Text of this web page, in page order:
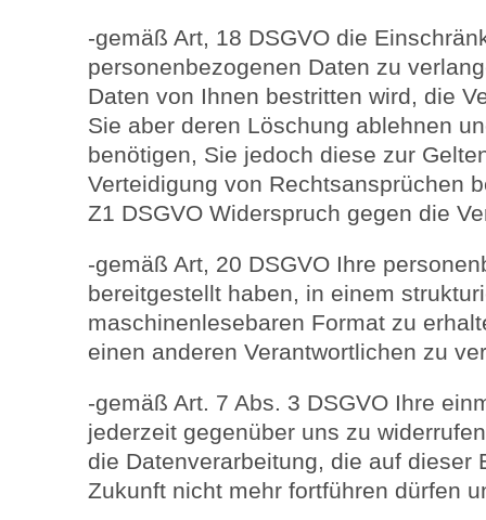
-gemäß Art, 18 DSGVO die
personenbezogenen Daten zu
Daten von Ihnen bestritten wird, die
Sie aber deren Löschung ablehnen
benötigen, Sie jedoch diese zur
Verteidigung von Rechtsansprüchen
Z1 DSGVO Widerspruch gegen die
-gemäß Art, 20 DSGVO Ihre
bereitgestellt haben, in einem
maschinenlesebaren Format zu
einen anderen Verantwortlichen zu
-gemäß Art. 7 Abs. 3 DSGVO Ihre
jederzeit gegenüber uns zu
die Datenverarbeitung, die auf dieser
Zukunft nicht mehr fortführen dürfen